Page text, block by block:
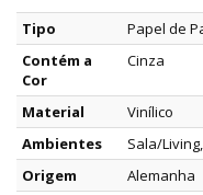
Tipo
Papel de
Contém a
Cor
Cinza
Material
Vinílico
Ambientes
Sala/
Origem
Alemanha